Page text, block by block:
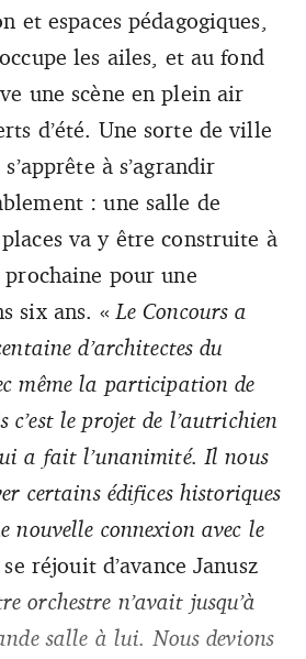
et espaces pédagogiques,
les ailes, et au fond
une scène en plein air
d’été. Une sorte de ville
à s’agrandir
: une salle de
va y être construite à
pour une
six ans. «Le Concours a
d’architectes du
même la participation de
le projet de l’autrichien
a fait l’unanimité. Il nous
certains édifices historiques
nouvelle connexion avec le
réjouit d’avance Janusz
orchestre n’avait jusqu’à
salle à lui. Nous devions